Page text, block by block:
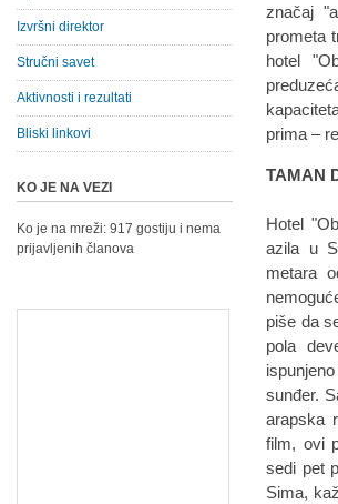
značaj
prometa
hotel
prima –
TAMAN
Hotel
azila u
metara
piše da
pola
sunđer.
arapska
film, ovi
sedi pet
Sima,
Izvršni direktor
Stručni savet
Aktivnosti i rezultati
Bliski linkovi
KO JE NA VEZI
Ko je na mreži: 917 gostiju i nema
prijavljenih članova